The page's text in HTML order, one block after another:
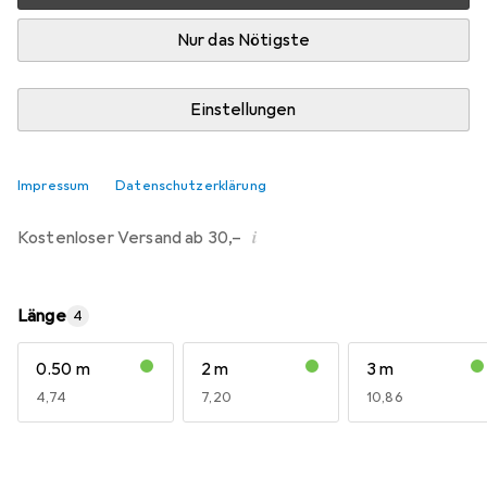
Nur das Nötigste
Einstellungen
Impressum Datenschutzerklärung
10 Stück an Lager beim Lieferanten
Lieferort angeben für genaue Lieferzeit
In den Warenkorb
Vergleichen
Kostenloser Versand ab 30,– i
Länge 4
0.50 m
EUR
4,74
2 m
EUR
7,20
3 m
EUR
10,86